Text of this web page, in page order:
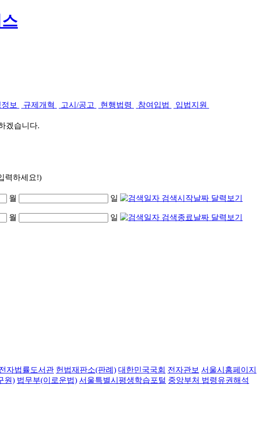
보 규제개혁 고시/공고 현행법령 참여입법
입법지원
겠습니다.
력하세요!)
월
일
월
일
자법률도서관 헌법재판소(판례) 대한민국국회 전자관보 서울시홈페이지
원) 법무부(이로운법) 서울특별시평생학습포털 중앙부처 법령유권해석